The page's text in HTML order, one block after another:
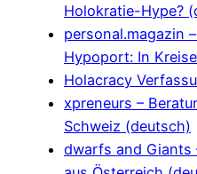
Holokratie-Hype?
personal.magazin
Hypoport: In
Holacracy
xpreneurs –
Schweiz (deutsch)
dwarfs and Giants